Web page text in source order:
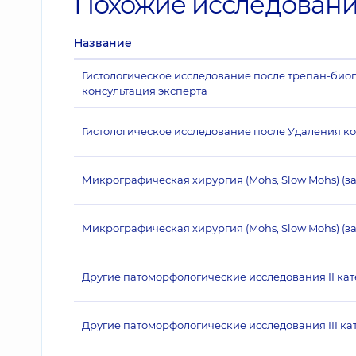
Название
Гистологическое исследование после трепан-
консультация эксперта
Гистологическое исследование после Удаления
Микрографическая хирургия (Mohs, Slow Mohs)
Микрографическая хирургия (Mohs, Slow Mohs)
Другие патоморфологические исследования II
Другие патоморфологические исследования III